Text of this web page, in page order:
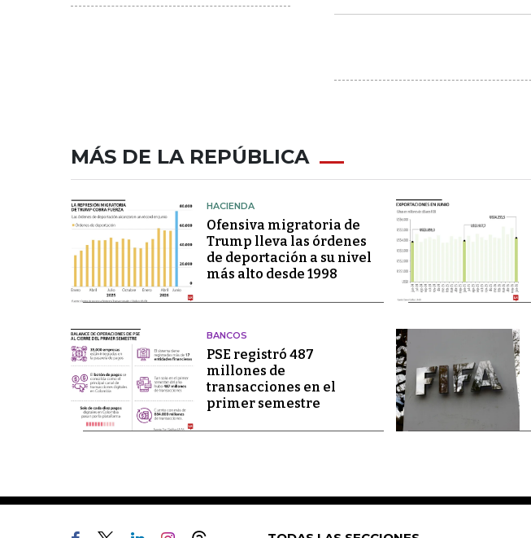
MÁS DE LA REPÚBLICA
HACIENDA
Ofensiva migratoria de
Trump lleva las órdenes
de deportación a su nivel
más alto desde 1998
BANCOS
PSE registró 487
millones de
transacciones en el
primer semestre